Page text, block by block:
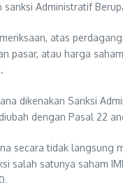
sanksi Administratif
atas
pasar, atau harga
dikenakan Sanksi
dengan Pasal 22
secara tidak langsung
salah satunya saham